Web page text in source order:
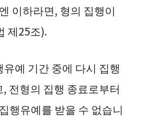
이하라면, 형의 집행이
제25조).
예 기간 중에 다시 집행
전형의 집행 종료로부터
행유예를 받을 수 없습니